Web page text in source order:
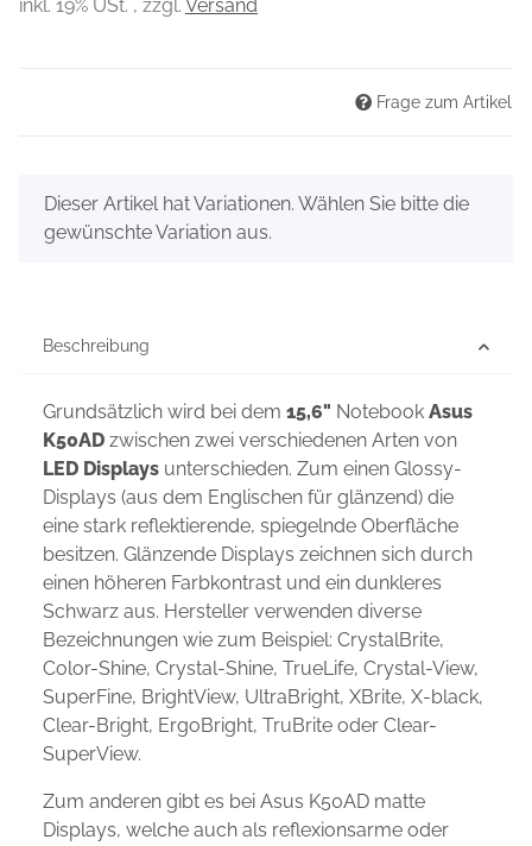
inkl. 19% USt. , zzgl. Versand
Frage zum Artikel
x
Dieser Artikel hat Variationen. Wählen Sie bitte die
gewünschte Variation aus.
Beschreibung
Grundsätzlich wird bei dem 15,6" Notebook Asus
K50AD zwischen zwei verschiedenen Arten von
LED Displays unterschieden. Zum einen Glossy-
Displays (aus dem Englischen für glänzend) die
eine stark reflektierende, spiegelnde Oberfläche
besitzen. Glänzende Displays zeichnen sich durch
einen höheren Farbkontrast und ein dunkleres
Schwarz aus. Hersteller verwenden diverse
Bezeichnungen wie zum Beispiel: CrystalBrite,
Color-Shine, Crystal-Shine, TrueLife, Crystal-View,
SuperFine, BrightView, UltraBright, XBrite, X-black,
Clear-Bright, ErgoBright, TruBrite oder Clear-
SuperView.
Zum anderen gibt es bei Asus K50AD matte
Displays, welche auch als reflexionsarme oder